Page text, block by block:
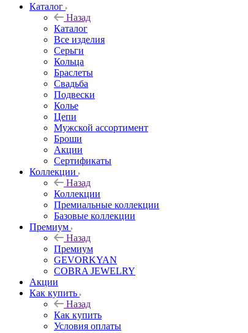
Каталог
Назад
Каталог
Все изделия
Серьги
Кольца
Браслеты
Свадьба
Подвески
Колье
Цепи
Мужской ассортимент
Броши
Акции
Сертификаты
Коллекции
Назад
Коллекции
Премиальные коллекции
Базовые коллекции
Премиум
Назад
Премиум
GEVORKYAN
COBRA JEWELRY
Акции
Как купить
Назад
Как купить
Условия оплаты